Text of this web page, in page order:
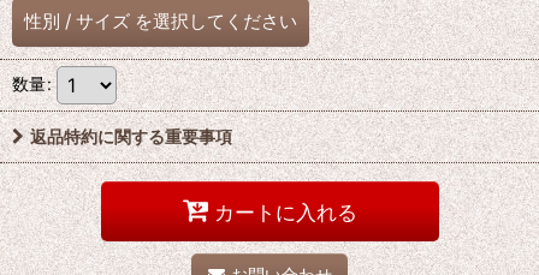
性別 / サイズ を選択してください
数量:
返品特約に関する重要事項
カートに入れる